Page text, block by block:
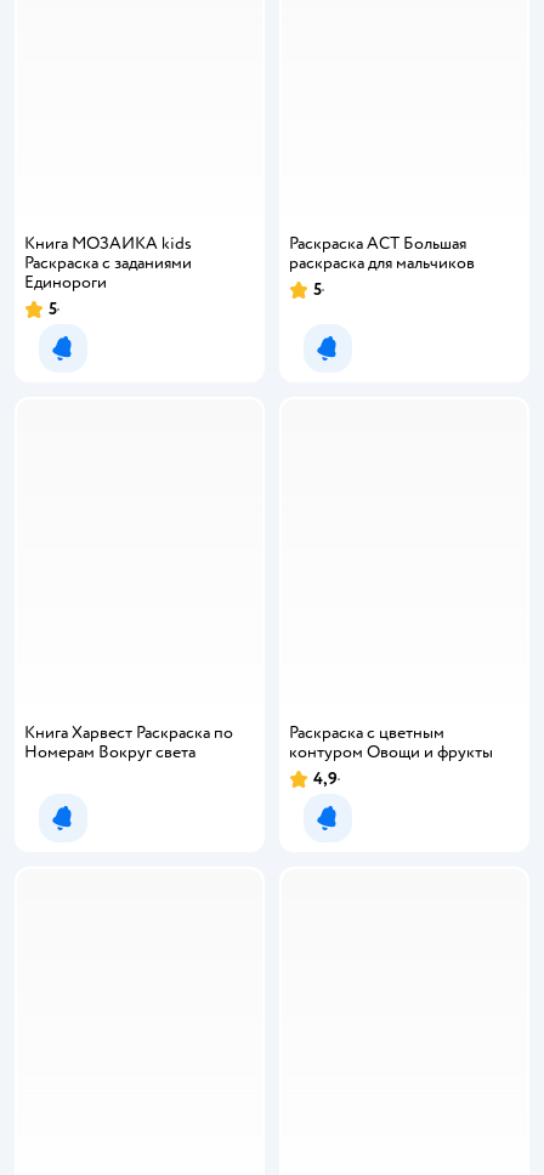
Книга МОЗАИКА kids
Раскраска с заданиями
Единороги
5
Уведомить о появлении
Раскраска АСТ Большая
раскраска для мальчиков
5
Уведомить о появлении
Книга Харвест Раскраска по
Номерам Вокруг света
Уведомить о появлении
Раскраска с цветным
контуром Овощи и фрукты
4,9
Уведомить о появлении